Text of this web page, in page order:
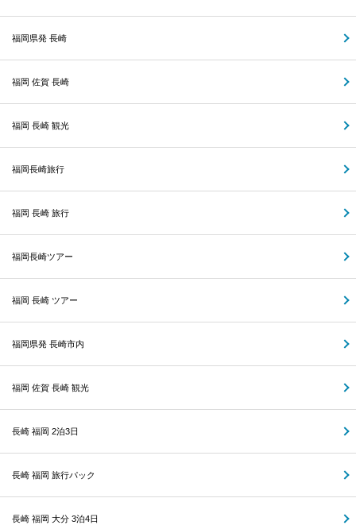
福岡県発 長崎
福岡 佐賀 長崎
福岡 長崎 観光
福岡長崎旅行
福岡 長崎 旅行
福岡長崎ツアー
福岡 長崎 ツアー
福岡県発 長崎市内
福岡 佐賀 長崎 観光
長崎 福岡 2泊3日
長崎 福岡 旅行パック
長崎 福岡 大分 3泊4日